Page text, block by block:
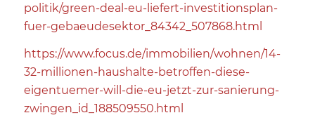
politik/green-deal-eu-liefert-investitionsplan-
fuer-gebaeudesektor_84342_507868.html
https://www.focus.de/immobilien/wohnen/14-
32-millionen-haushalte-betroffen-diese-
eigentuemer-will-die-eu-jetzt-zur-sanierung-
zwingen_id_188509550.html